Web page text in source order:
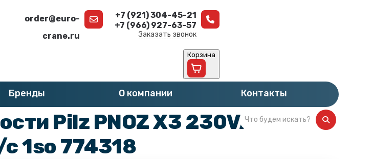
order@euro-
crane.ru
+7 (921) 304-45-21
+7 (966) 927-63-57
Заказать звонок
Корзина
Бренды О компании Контакты
»Реле безопасности PILZ PNOZ
Pilz PNOZ X3 230VAC
1so 774318